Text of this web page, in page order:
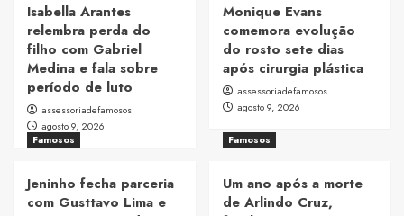
Isabella Arantes
relembra perda do
filho com Gabriel
Medina e fala sobre
período de luto
assessoriadefamosos
agosto 9, 2026
Monique Evans
comemora evolução
do rosto sete dias
após cirurgia plástica
assessoriadefamosos
agosto 9, 2026
Famosos
Jeninho fecha parceria
com Gusttavo Lima e
Famosos
Um ano após a morte
de Arlindo Cruz,